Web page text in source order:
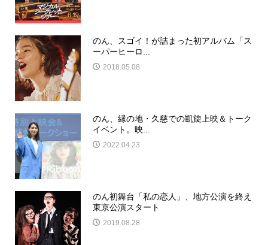
のん、スゴイ！が詰まった初アルバム「ス
ーパーヒーロ...
2018.05.08
のん、縁の地・久慈での凱旋上映＆トーク
イベント。映...
2022.04.23
のん初舞台「私の恋人」、地方公演を終え
東京公演スタート
2019.08.28